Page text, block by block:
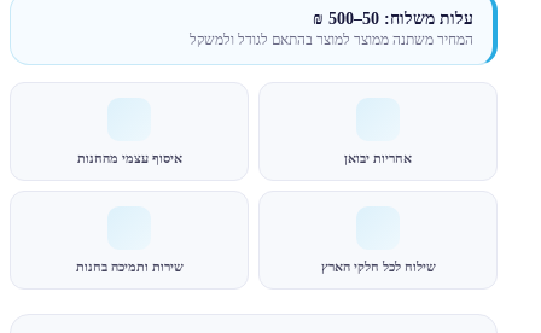
עלות משלוח: 50–500 ₪
המחיר משתנה ממוצר למוצר בהתאם לגודל ולמשקל
אחריות יבואן איסוף עצמי מהחנות
שילוח לכל חלקי הארץ שירות ותמיכה בחנות